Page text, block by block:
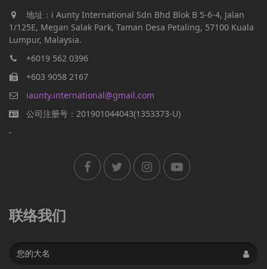
地址：i Aunty International Sdn Bhd Blok B 5-6-4, Jalan
1/125E, Megan Salak Park, Taman Desa Petaling, 57100 Kuala
Lumpur, Malaysia.
+6019 562 0396
+603 9058 2167
iaunty.international@gmail.com
公司注册号：201901044043(1353373-U)
-
联络我们
Name